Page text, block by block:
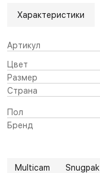
Характеристики
Артикул
Цвет
Размер
Страна
Пол
Бренд
Multicam Snugpak